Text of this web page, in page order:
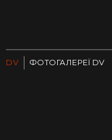
DV ФОТОГАЛЕРЕЇ DV